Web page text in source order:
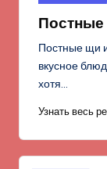
в
Постные
Постные щи
вкусное
хотя…
Узнать весь